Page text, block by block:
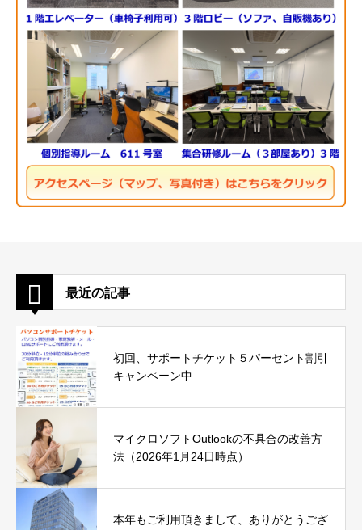
最近の記事
初回、サポートチケット５パーセント割引
キャンペーン中
マイクロソフトOutlookの不具合の改善方
法（2026年1月24日時点）
本年もご利用頂きまして、ありがとうござ